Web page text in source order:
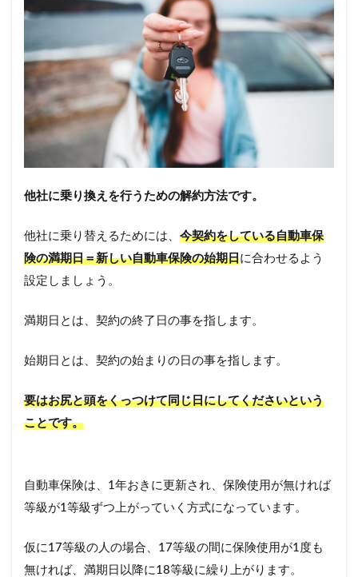
他社に乗り換えを行うための解約方法です。
他社に乗り替えるためには、 今契約をしている自動車保
険の満期日＝新しい自動車保険の始期日に合わせるよう
設定しましょう。
満期日とは、契約の終了日の事を指します。
始期日とは、契約の始まりの日の事を指します。
要はお尻と頭をくっつけて同じ日にしてくださいという
ことです。
自動車保険は、1年おきに更新され、保険使用が無ければ
等級が1等級ずつ上がっていく方式になっています。
仮に17等級の人の場合、17等級の間に保険使用が1度も
無ければ、満期日以降に18等級に繰り上がります。